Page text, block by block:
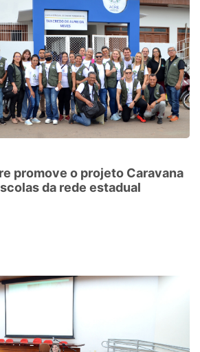
promove o projeto Caravana
da rede estadual